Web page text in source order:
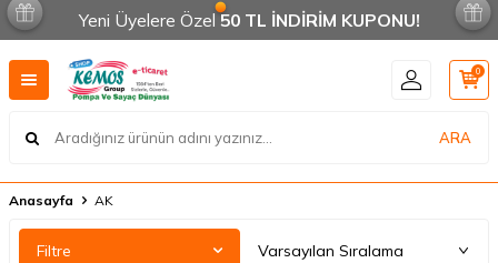
Yeni Üyelere Özel 50 TL İNDİRİM KUPONU!
ARA
0
Anasayfa AK
Filtre